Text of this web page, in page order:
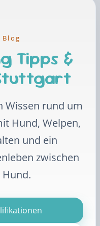
Tipps &
Wissen rund um
Hund, Welpen,
und ein
zwischen